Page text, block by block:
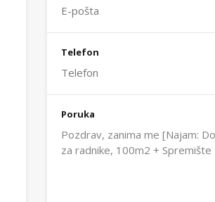
Telefon
Poruka